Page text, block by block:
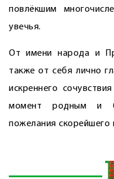
повлёкшим
увечья.
От имени народа и
также от себя лично
искреннего
момент родным и
пожелания